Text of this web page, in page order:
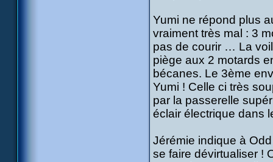
Yumi ne répond plus
vraiment très mal : 3
pas de courir … La
piège aux 2 motards
bécanes. Le 3ème
Yumi ! Celle ci très
par la passerelle
éclair électrique dans
Jérémie indique à
se faire dévirtualiser !